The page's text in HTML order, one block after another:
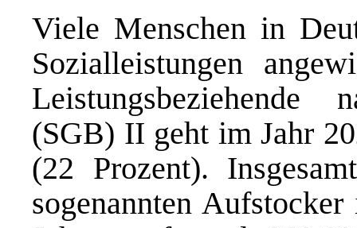
Viele Menschen in
Sozialleistungen
Leistungsbeziehende
(SGB) II geht im Jahr
(22 Prozent).
sogenannten